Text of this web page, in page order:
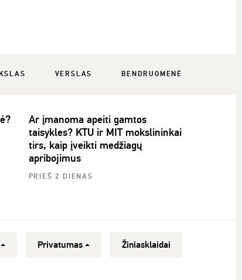
VERSLAS BENDRUOMENĖ
Ar įmanoma apeiti gamtos
taisykles? KTU ir MIT mokslininkai
tirs, kaip įveikti medžiagų
apribojimus
PRIEŠ 2 DIENAS
Privatumas Žiniasklaidai